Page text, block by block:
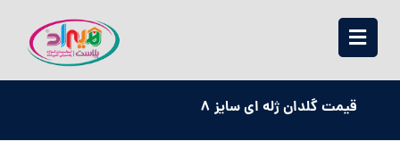
قیمت گلدان ژله ای سایز 8